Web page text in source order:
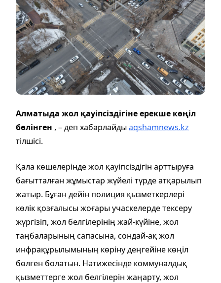
Алматыда жол қауіпсіздігіне ерекше көңіл
бөлінген , – деп хабарлайдыaqshamnews.kz
тілшісі.
Қала көшелерінде жол қауіпсіздігін арттыруға
бағытталған жұмыстар жүйелі түрде атқарылып
жатыр. Бұған дейін полиция қызметкерлері
көлік қозғалысы жоғары учаскелерде тексеру
жүргізіп, жол белгілерінің жай-күйіне, жол
таңбаларының сапасына, сондай-ақ жол
инфрақұрылымының көріну деңгейіне көңіл
бөлген болатын. Нәтижесінде коммуналдық
қызметтерге жол белгілерін жаңарту, жол